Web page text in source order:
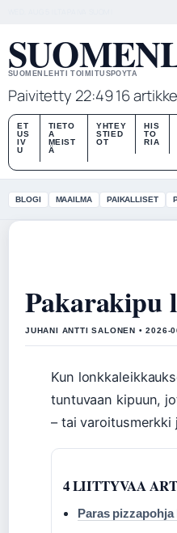
SUOMENLEHTI TOIMITUSPOYTA
Paivitetty 22:4916
ET
US
IV
U
TIETO
A
MEIST
Ä
YHTEY
STIED
OT
HIS
TO
RIA
BLOGI MAAILMA PAIKALLISET
Pakarakipu
JUHANI ANTTI SALONEN • 2026-
Kun
tuntuvaan kipuun,
– tai varoitusmerkki
4 LIITTYVAA
Paras